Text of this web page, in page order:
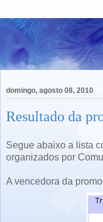
domingo, agosto 08, 2010
Resultado da
Segue abaixo a lista
organizados por
A vencedora da